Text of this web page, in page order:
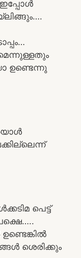
ഇപ്പോൾ
ഉണ്ടെന്നു
പെട്ട്
ശെരിക്കും